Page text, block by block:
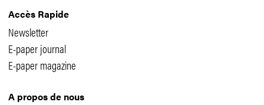
Accès Rapide
Newsletter
E-paper journal
E-paper magazine
A propos de nous